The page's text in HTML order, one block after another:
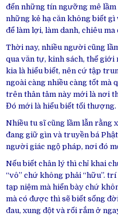
đến những tín ngưỡng mê
những kẻ hạ căn không biết
để làm lợi, làm danh, chiêu ma
Thời nay, nhiều người cũng
qua văn tự, kinh sách, thế giới
kia là hiểu biết, nên cứ tập
ngoài càng nhiều càng tốt mà
trên thân tâm này mới là nơi
Đó mới là hiểu biết tối thượng.
Nhiều tu sĩ cũng lầm lẫn rằng
đang giữ gìn và truyền bá
người giác ngộ pháp, nơi đó
Nếu biết chân lý thì chỉ khai
“vô” chứ không phải “hữu”.
tạp niệm mà hiển bày chứ
mà có được thì sẽ biết sống
đau, xung đột và rối rắm ở